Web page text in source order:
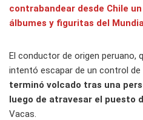
contrabandear desde Chile
álbumes y figuritas del
El conductor de origen peruano,
intentó escapar de un control de
terminó volcado tras una
luego de atravesar el puesto
Vacas.